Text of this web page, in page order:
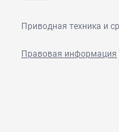
Приводная техника и
Правовая информация